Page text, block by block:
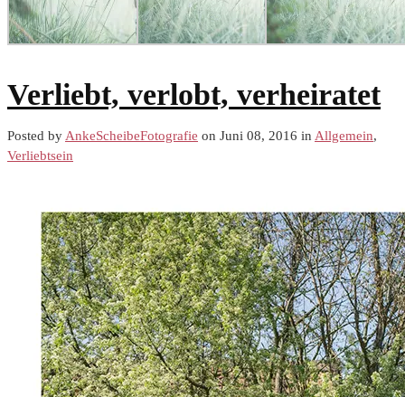
Verliebt, verlobt, verheiratet
Posted by AnkeScheibeFotografie on Juni 08, 2016 in Allgemein,
Verliebtsein